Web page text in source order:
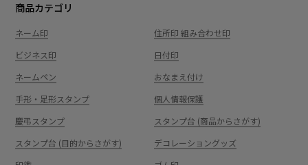
商品カテゴリ
ネーム印
住所印 組み合わせ印
ビジネス印
日付印
ネームペン
おなまえ付け
手形・足形スタンプ
個人情報保護
慶弔スタンプ
スタンプ台 (商品からさがす)
スタンプ台 (目的からさがす)
デコレーショングッズ